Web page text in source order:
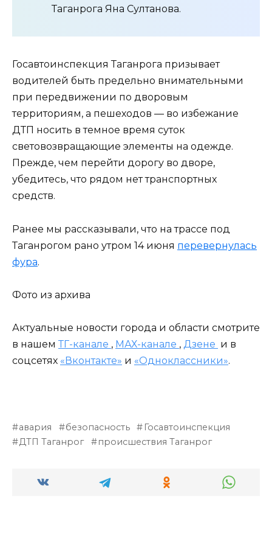
Таганрога Яна Султанова.
Госавтоинспекция Таганрога призывает
водителей быть предельно внимательными
при передвижении по дворовым
территориям, а пешеходов — во избежание
ДТП носить в темное время суток
световозвращающие элементы на одежде.
Прежде, чем перейти дорогу во дворе,
убедитесь, что рядом нет транспортных
средств.
Ранее мы рассказывали, что на трассе под
Таганрогом рано утром 14 июня перевернулась
фура.
Фото из архива
Актуальные новости города и области смотрите
в нашем ТГ-канале , МАХ-канале , Дзене и в
соцсетях «Вконтакте» и «Одноклассники».
авария безопасность
Госавтоинспекция
ДТП Таганрог
происшествия Таганрог